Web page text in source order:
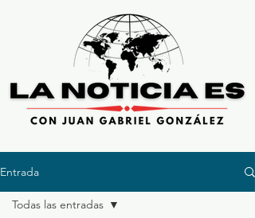
Entrada
Todas las entradas